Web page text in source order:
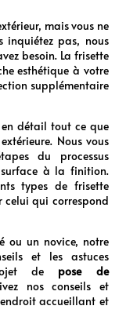
mais vous ne
inquiétez pas, nous
besoin. La frisette
esthétique à votre
supplémentaire
détail tout ce que
extérieure. Nous vous
du processus
à la finition.
types de frisette
celui qui correspond
ou un novice, notre
et les astuces
de
pose de
nos conseils et
accueillant et